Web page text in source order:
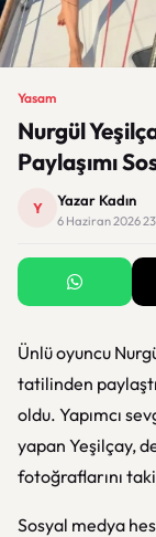
Yasam
Nurgül
Paylaşımı
Y Yazar Kadın
6 Haziran 2026
Ünlü oyuncu
tatilinden
oldu. Yapımcı
yapan Yeşilçay,
fotoğraflarını
Sosyal medya